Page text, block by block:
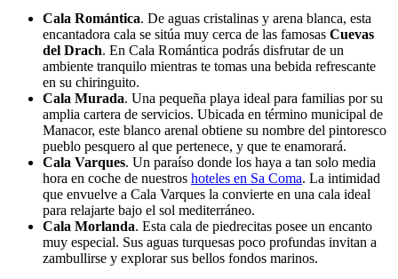
Cala Romántica. De aguas cristalinas y arena blanca, esta
encantadora cala se sitúa muy cerca de las famosas Cuevas
del Drach. En Cala Romántica podrás disfrutar de un
ambiente tranquilo mientras te tomas una bebida refrescante
en su chiringuito.
Cala Murada. Una pequeña playa ideal para familias por su
amplia cartera de servicios. Ubicada en término municipal de
Manacor, este blanco arenal obtiene su nombre del pintoresco
pueblo pesquero al que pertenece, y que te enamorará.
Cala Varques. Un paraíso donde los haya a tan solo media
hora en coche de nuestros hoteles en Sa Coma. La intimidad
que envuelve a Cala Varques la convierte en una cala ideal
para relajarte bajo el sol mediterráneo.
Cala Morlanda. Esta cala de piedrecitas posee un encanto
muy especial. Sus aguas turquesas poco profundas invitan a
zambullirse y explorar sus bellos fondos marinos.